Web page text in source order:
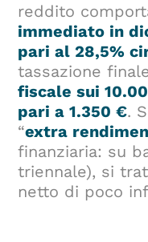
reddito
immediato in
pari al 28,5%
tassazione
fiscale sui
pari a 1.350 €.
“extra
finanziaria: su
triennale), si
netto di poco